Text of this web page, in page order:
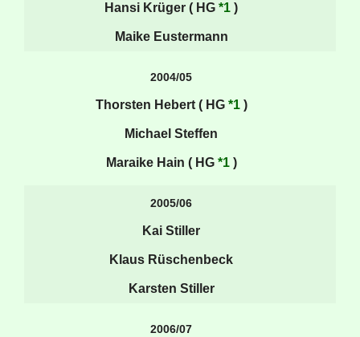
Hansi Krüger ( HG*1 )
Maike Eustermann
2004/05
Thorsten Hebert ( HG *1)
Michael Steffen
Maraike Hain ( HG *1)
2005/06
Kai Stiller
Klaus Rüschenbeck
Karsten Stiller
2006/07